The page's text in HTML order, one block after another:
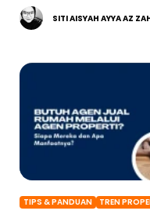
SITI AISYAH AYYA AZ
TIPS & PANDUAN TREN